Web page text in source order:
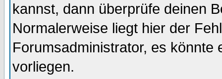
kannst, dann überprüfe deinen
Normalerweise liegt hier der
Forumsadministrator, es könnte
vorliegen.